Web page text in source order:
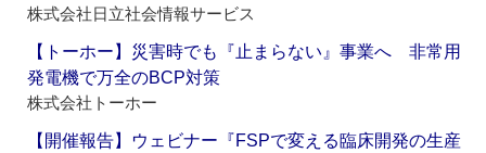
株式会社日立社会情報サービス
【トーホー】災害時でも『止まらない』事業へ 非常用
発電機で万全のBCP対策
株式会社トーホー
【開催報告】ウェビナー『FSPで変える臨床開発の生産